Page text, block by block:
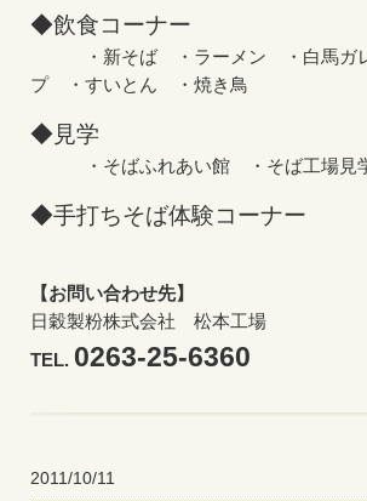
◆飲食コーナー
・新そば ・ラーメン ・白馬ガ
プ ・すいとん ・焼き鳥
◆見学
・そばふれあい館 ・そば工場見
◆手打ちそば体験コーナー
【お問い合わせ先】
日穀製粉株式会社 松本工場
TEL. 0263-25-6360
2011/10/11